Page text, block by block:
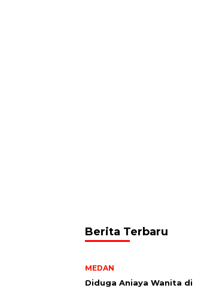
Berita Terbaru
MEDAN
Diduga Aniaya Wanita di